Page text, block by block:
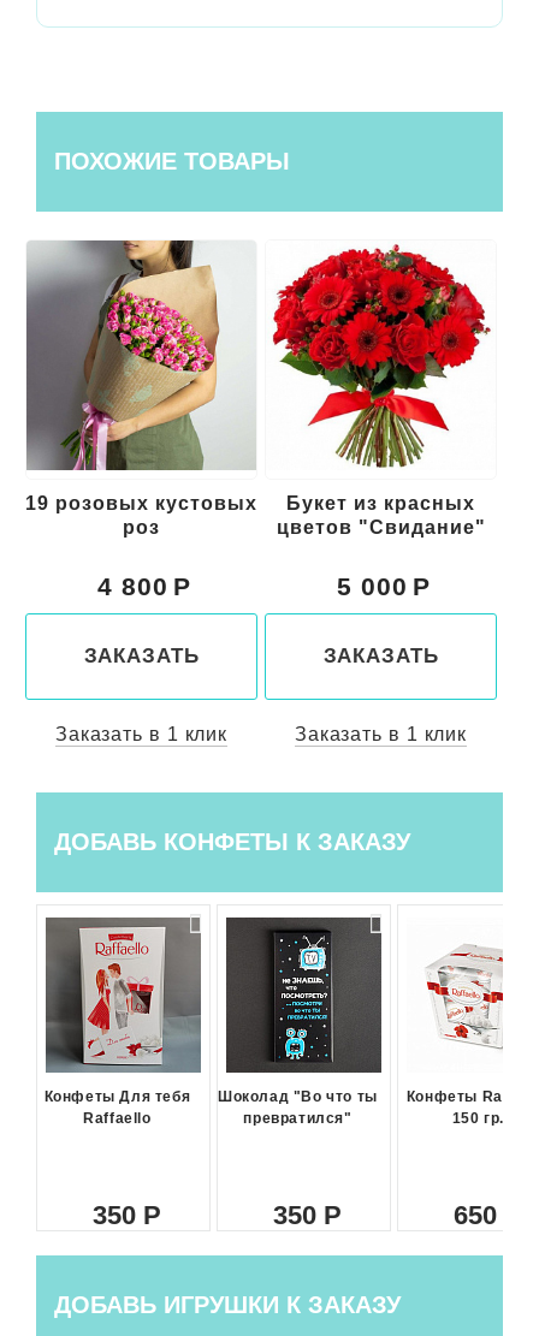
ПОХОЖИЕ ТОВАРЫ
Букет из красных
цветов "Свидание"
5 000
ЗАКАЗАТЬ
Заказать в 1 клик
Букет цветов в
корзине "Романс"
5 150
ЗАКАЗАТЬ
Заказать в 1 клик
ДОБАВЬ КОНФЕТЫ К ЗАКАЗУ
Конфеты Для тебя
Raffaello
350
Шоколад "Во что ты
превратился"
350
Конфеты
150 гр.
650
ДОБАВЬ ИГРУШКИ К ЗАКАЗУ